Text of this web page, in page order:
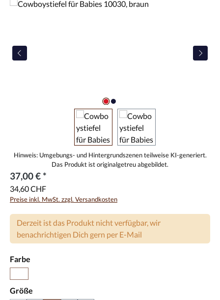
Bildergalerie überspringen
37,00 € *
34,60 CHF
Preise inkl. MwSt. zzgl. Versandkosten
Derzeit ist das Produkt nicht verfügbar, wir
benachrichtigen Dich gern per E-Mail
Farbe
Größe